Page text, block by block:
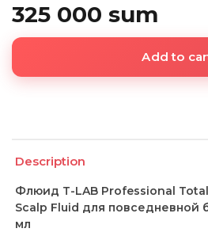
325 000 sum
Add to
Description
Флюид T-LAB Professional
Scalp Fluid для повседневной
мл